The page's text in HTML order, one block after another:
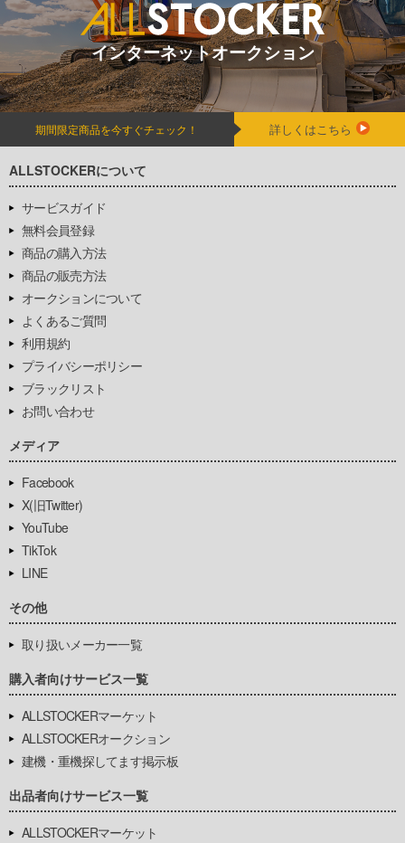
インターネットオークション
期間限定商品を今すぐチェック！ 詳しくはこちら
ALLSTOCKERについて
サービスガイド
無料会員登録
商品の購入方法
商品の販売方法
オークションについて
よくあるご質問
利用規約
プライバシーポリシー
ブラックリスト
お問い合わせ
メディア
Facebook
X(旧Twitter)
YouTube
TikTok
LINE
その他
取り扱いメーカー一覧
購入者向けサービス一覧
ALLSTOCKERマーケット
ALLSTOCKERオークション
建機・重機探してます掲示板
出品者向けサービス一覧
ALLSTOCKERマーケット